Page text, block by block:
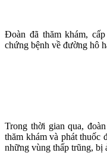
Đoàn đã thăm khám,
chứng bệnh về đường hô
Trong thời gian qua,
thăm khám và phát thuốc
những vùng thấp trũng, bị